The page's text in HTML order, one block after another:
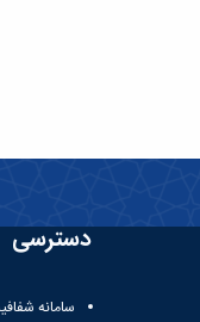
دسترسی
سامانه